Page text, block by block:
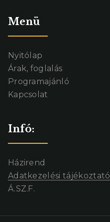
Menü
Nyitólap
Árak, foglalás
Programajánló
Kapcsolat
Infó:
Házirend
Adatkezelési tájékoztató
Á.SZ.F.